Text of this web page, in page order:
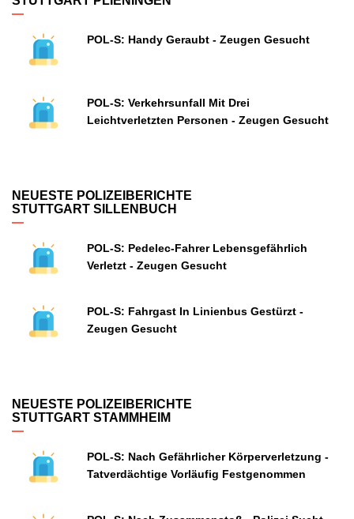
POL-S: Handy Geraubt - Zeugen Gesucht
POL-S: Verkehrsunfall Mit Drei
Leichtverletzten Personen - Zeugen Gesucht
NEUESTE POLIZEIBERICHTE
STUTTGART SILLENBUCH
POL-S: Pedelec-Fahrer Lebensgefährlich
Verletzt - Zeugen Gesucht
POL-S: Fahrgast In Linienbus Gestürzt -
Zeugen Gesucht
NEUESTE POLIZEIBERICHTE
STUTTGART STAMMHEIM
POL-S: Nach Gefährlicher Körperverletzung -
Tatverdächtige Vorläufig Festgenommen